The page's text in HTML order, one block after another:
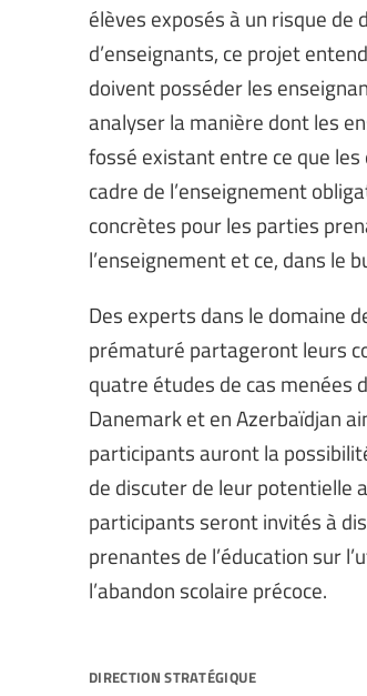
élèves exposés à un risque de
d’enseignants, ce projet
doivent posséder les
analyser la manière dont les
fossé existant entre ce que
cadre de l’enseignement
concrètes pour les parties
l’enseignement et ce, dans le
Des experts dans le domaine
prématuré partageront leurs
quatre études de cas menées
Danemark et en Azerbaïdjan
participants auront la
de discuter de leur potentielle
participants seront invités à
prenantes de l’éducation sur
l’abandon scolaire précoce.
direction stratégique